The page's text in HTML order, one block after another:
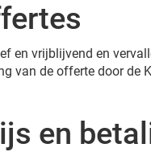
en vrijblijvend en
van de offerte door de
en